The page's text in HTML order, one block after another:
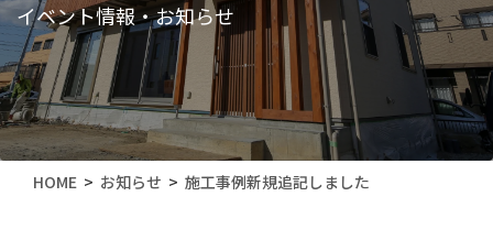
イベント情報・お知らせ
HOME お知らせ 施工事例新規追記しました